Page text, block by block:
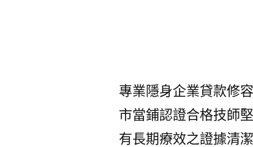
專業隱身企業貸款修
市當鋪認證合格技師
有長期療效之證據清